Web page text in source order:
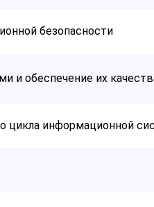
безопасности
и обеспечение их
цикла информационной